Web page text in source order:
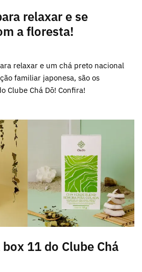
relaxar e se
a floresta!
relaxar e um chá preto nacional
familiar japonesa, são os
Clube Chá Dō! Confira!
11 do Clube Chá